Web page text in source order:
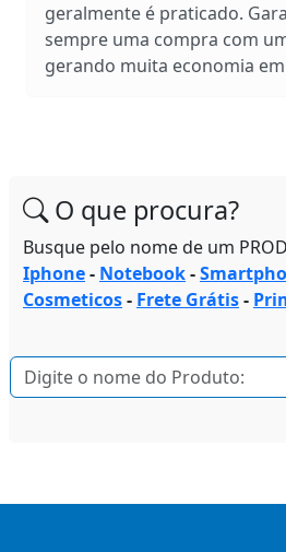
geralmente é praticado.
sempre uma compra com
gerando muita economia
O que procura?
Busque pelo nome de um
Iphone- Notebook-
Cosmeticos- Frete Grátis-